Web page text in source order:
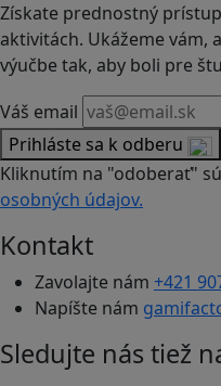
Získate prednostný
aktivitách. Ukážeme vám,
výučbe tak, aby boli pre
Váš email
Prihláste sa k odberu
Kliknutím na "odoberať"
osobných údajov.
Kontakt
Zavolajte nám +421
Napíšte nám
Sledujte nás tiež